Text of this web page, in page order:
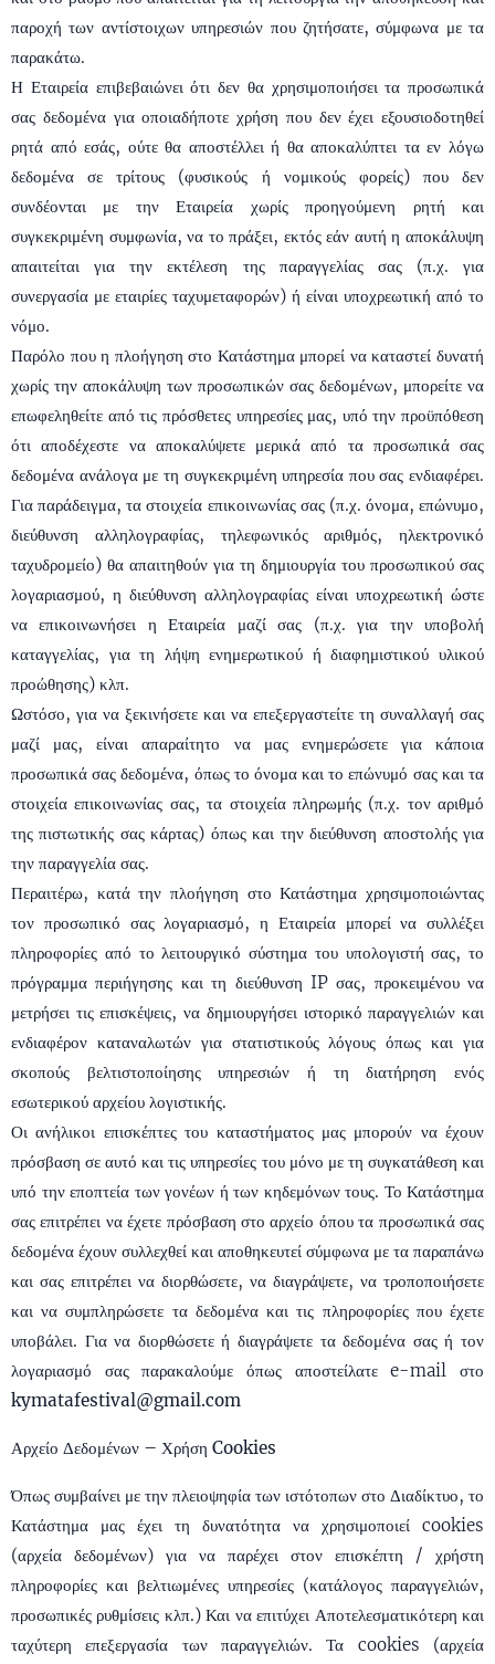
παροχή των αντίστοιχων υπηρεσιών που ζητήσατε, σύμφωνα με τα
παρακάτω.
Η Εταιρεία επιβεβαιώνει ότι δεν θα χρησιμοποιήσει τα προσωπικά
σας δεδομένα για οποιαδήποτε χρήση που δεν έχει εξουσιοδοτηθεί
ρητά από εσάς, ούτε θα αποστέλλει ή θα αποκαλύπτει τα εν λόγω
δεδομένα σε τρίτους (φυσικούς ή νομικούς φορείς) που δεν
συνδέονται με την Εταιρεία χωρίς προηγούμενη ρητή και
συγκεκριμένη συμφωνία, να το πράξει, εκτός εάν αυτή η αποκάλυψη
απαιτείται για την εκτέλεση της παραγγελίας σας (π.χ. για
συνεργασία με εταιρίες ταχυμεταφορών) ή είναι υποχρεωτική από το
νόμο.
Παρόλο που η πλοήγηση στο Κατάστημα μπορεί να καταστεί δυνατή
χωρίς την αποκάλυψη των προσωπικών σας δεδομένων, μπορείτε να
επωφεληθείτε από τις πρόσθετες υπηρεσίες μας, υπό την προϋπόθεση
ότι αποδέχεστε να αποκαλύψετε μερικά από τα προσωπικά σας
δεδομένα ανάλογα με τη συγκεκριμένη υπηρεσία που σας ενδιαφέρει.
Για παράδειγμα, τα στοιχεία επικοινωνίας σας (π.χ. όνομα, επώνυμο,
διεύθυνση αλληλογραφίας, τηλεφωνικός αριθμός, ηλεκτρονικό
ταχυδρομείο) θα απαιτηθούν για τη δημιουργία του προσωπικού σας
λογαριασμού, η διεύθυνση αλληλογραφίας είναι υποχρεωτική ώστε
να επικοινωνήσει η Εταιρεία μαζί σας (π.χ. για την υποβολή
καταγγελίας, για τη λήψη ενημερωτικού ή διαφημιστικού υλικού
προώθησης) κλπ.
Ωστόσο, για να ξεκινήσετε και να επεξεργαστείτε τη συναλλαγή σας
μαζί μας, είναι απαραίτητο να μας ενημερώσετε για κάποια
προσωπικά σας δεδομένα, όπως το όνομα και το επώνυμό σας και τα
στοιχεία επικοινωνίας σας, τα στοιχεία πληρωμής (π.χ. τον αριθμό
της πιστωτικής σας κάρτας) όπως και την διεύθυνση αποστολής για
την παραγγελία σας.
Περαιτέρω, κατά την πλοήγηση στο Κατάστημα χρησιμοποιώντας
τον προσωπικό σας λογαριασμό, η Εταιρεία μπορεί να συλλέξει
πληροφορίες από το λειτουργικό σύστημα του υπολογιστή σας, το
πρόγραμμα περιήγησης και τη διεύθυνση IP σας, προκειμένου να
μετρήσει τις επισκέψεις, να δημιουργήσει ιστορικό παραγγελιών και
ενδιαφέρον καταναλωτών για στατιστικούς λόγους όπως και για
σκοπούς βελτιστοποίησης υπηρεσιών ή τη διατήρηση ενός
εσωτερικού αρχείου λογιστικής.
Οι ανήλικοι επισκέπτες του καταστήματος μας μπορούν να έχουν
πρόσβαση σε αυτό και τις υπηρεσίες του μόνο με τη συγκατάθεση και
υπό την εποπτεία των γονέων ή των κηδεμόνων τους. Το Κατάστημα
σας επιτρέπει να έχετε πρόσβαση στο αρχείο όπου τα προσωπικά σας
δεδομένα έχουν συλλεχθεί και αποθηκευτεί σύμφωνα με τα παραπάνω
και σας επιτρέπει να διορθώσετε, να διαγράψετε, να τροποποιήσετε
και να συμπληρώσετε τα δεδομένα και τις πληροφορίες που έχετε
υποβάλει. Για να διορθώσετε ή διαγράψετε τα δεδομένα σας ή τον
λογαριασμό σας παρακαλούμε όπως αποστείλατε e-mail στο
kymatafestival@gmail.com
Αρχείο Δεδομένων – Χρήση Cookies
Όπως συμβαίνει με την πλειοψηφία των ιστότοπων στο Διαδίκτυο, το
Κατάστημα μας έχει τη δυνατότητα να χρησιμοποιεί cookies
(αρχεία δεδομένων) για να παρέχει στον επισκέπτη / χρήστη
πληροφορίες και βελτιωμένες υπηρεσίες (κατάλογος παραγγελιών,
προσωπικές ρυθμίσεις κλπ.) Και να επιτύχει Αποτελεσματικότερη και
ταχύτερη επεξεργασία των παραγγελιών. Τα cookies (αρχεία